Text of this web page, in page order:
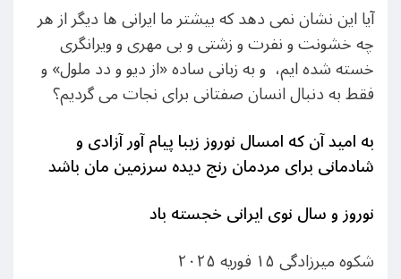
آیا این نشان نمی دهد که بیشتر ما ایرانی ها دیگر از هر
چه خشونت و نفرت و زشتی و بی مهری و ویرانگری
خسته شده ایم، و به زبانی ساده «از دیو و دد ملول» و
فقط به دنبال انسان صفتانی برای نجات می گردیم؟
به امید آن که امسال نوروز زیبا پیام آور آزادی و
شادمانی برای مردمان رنج دیده سرزمین مان باشد
نوروز و سال نوی ایرانی خجسته باد
شکوه میرزادگی ۱۵ فوریه ۲۰۲۵